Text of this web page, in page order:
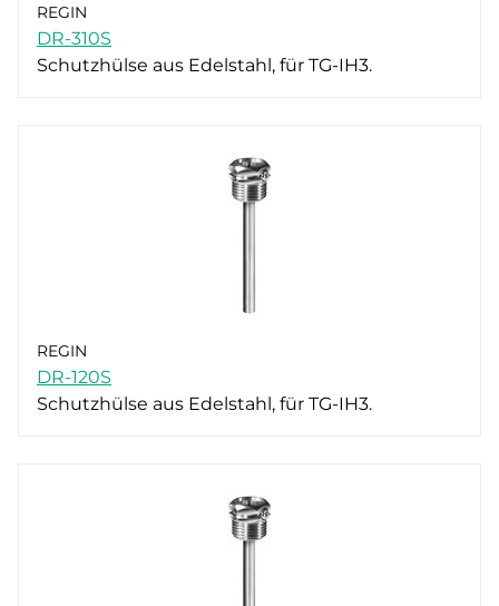
REGIN
DR-310S
Schutzhülse aus Edelstahl, für TG-IH3.
REGIN
DR-120S
Schutzhülse aus Edelstahl, für TG-IH3.